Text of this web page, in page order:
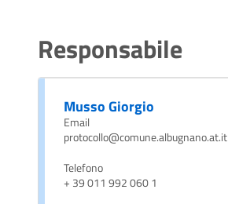
Responsabile
Musso Giorgio
Email
protocollo@comune.albugnano.at.it
Telefono
+ 39 011 992 060 1